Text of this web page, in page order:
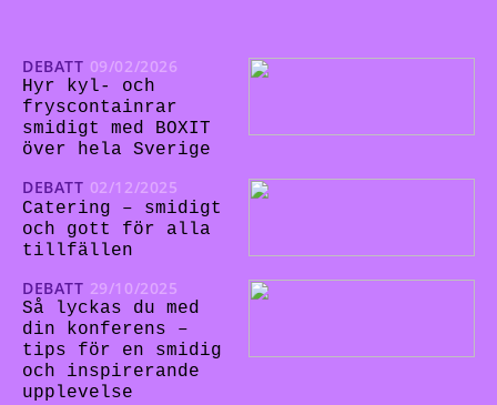
DEBATT 09/02/2026
Hyr kyl- och
fryscontainrar
smidigt med BOXIT
över hela Sverige
DEBATT 02/12/2025
Catering – smidigt
och gott för alla
tillfällen
DEBATT 29/10/2025
Så lyckas du med
din konferens –
tips för en smidig
och inspirerande
upplevelse